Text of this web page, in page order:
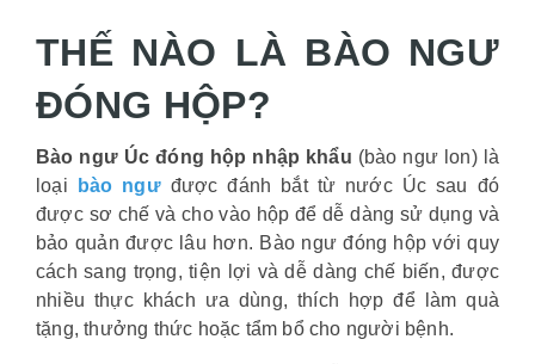
THẾ NÀO LÀ BÀO NGƯ
ĐÓNG HỘP?
Bào ngư Úc đóng hộp nhập khẩu (bào ngư lon) là
loại
bào ngưđược đánh bắt từ nước Úc sau đó
được sơ chế và cho vào hộp để dễ dàng sử dụng và
bảo quản được lâu hơn. Bào ngư đóng hộp với quy
cách sang trọng, tiện lợi và dễ dàng chế biến, được
nhiều thực khách ưa dùng, thích hợp để làm quà
tặng, thưởng thức hoặc tẩm bổ cho người bệnh.